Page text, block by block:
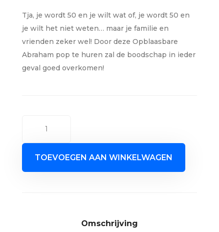
Tja, je wordt 50 en je wilt wat of, je wordt 50 en
je wilt het niet weten… maar je familie en
vrienden zeker wel! Door deze Opblaasbare
Abraham pop te huren zal de boodschap in ieder
geval goed overkomen!
meter
aantal
TOEVOEGEN AAN WINKELWAGEN